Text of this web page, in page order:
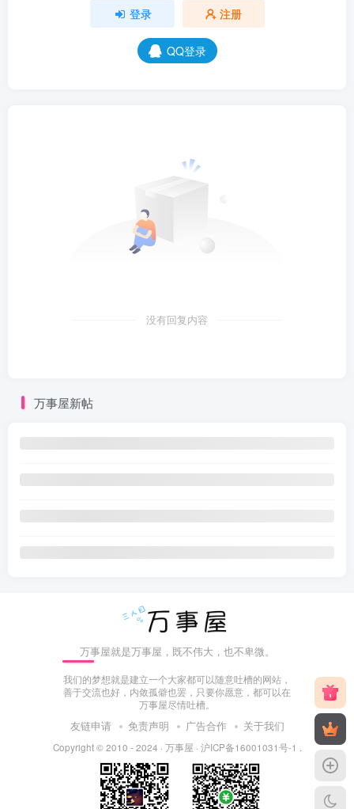
登录 注册
QQ登录
没有回复内容
万事屋新帖
万事屋就是万事屋，既不伟大，也不卑微。
我们的梦想就是建立一个大家都可以随意吐槽的网站，
善于交流也好，内敛孤僻也罢，只要你愿意，都可以在
万事屋尽情吐槽。
友链申请 免责声明 广告合作 关于我们
Copyright © 2010 - 2024 · 万事屋 · 沪ICP备16001031号-1 .